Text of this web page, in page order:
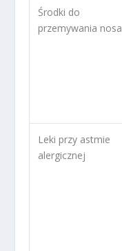
Środki do
przemywania nosa
Leki przy astmie
alergicznej